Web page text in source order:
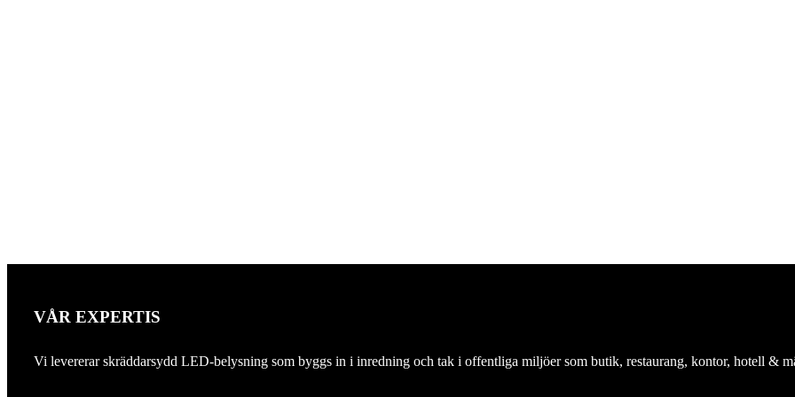
VÅR EXPERTIS
Vi levererar skräddarsydd LED-belysning som byggs in i inredning och tak i offentliga miljöer som butik, restaurang, kontor, hotell &